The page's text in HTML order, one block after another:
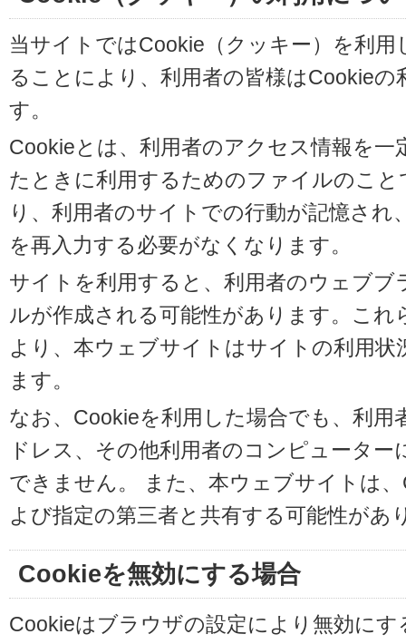
当サイトではCookie（クッキー）を利
ることにより、利用者の皆様はCookie
す。
Cookieとは、利用者のアクセス情報を
たときに利用するためのファイルのこ
り、利用者のサイトでの行動が記憶さ
を再入力する必要がなくなります。
サイトを利用すると、利用者のウェブ
ルが作成される可能性があります。こ
より、本ウェブサイトはサイトの利用
ます。
なお、Cookieを利用した場合でも、利用
ドレス、その他利用者のコンピュータ
できません。 また、本ウェブサイトは
よび指定の第三者と共有する可能性があ
Cookieを無効にする場合
Cookieはブラウザの設定により無効に